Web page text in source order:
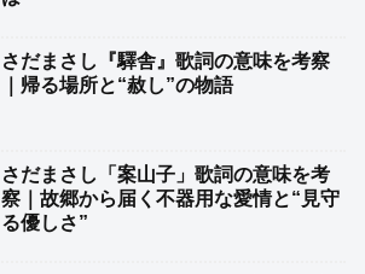
さだまさし『驛舎』歌詞の意味を考察
｜帰る場所と“赦し”の物語
さだまさし「案山子」歌詞の意味を考
察｜故郷から届く不器用な愛情と“見守
る優しさ”